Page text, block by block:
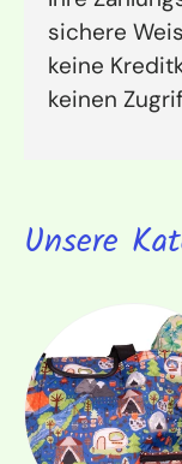
sichere
keine
keinen
Unsere